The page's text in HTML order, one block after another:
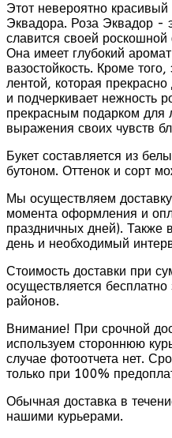
Этот невероятно красивый
Эквадора. Роза Эквадор -
славится своей
Она имеет глубокий
вазостойкость. Кроме того,
лентой, которая прекрасно
и подчеркивает нежность
прекрасным подарком для
выражения своих чувств
Букет составляется из
бутоном. Оттенок и сорт
Мы осуществляем
момента оформления и
праздничных дней). Также
день и необходимый
Стоимость доставки при
осуществляется
районов.
Внимание! При срочной
используем стороннюю
случае фотоотчета нет.
только при 100%
Обычная доставка в
нашими курьерами.